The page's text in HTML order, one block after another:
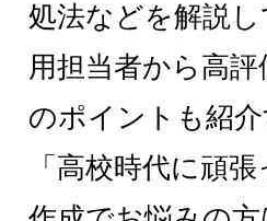
処法などを解説
用担当者から高
のポイントも紹介
「高校時代に頑